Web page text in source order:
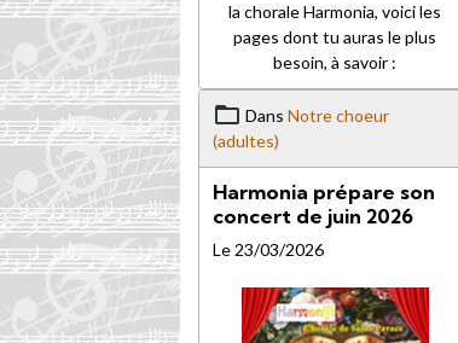
la chorale Harmonia, voici les
pages dont tu auras le plus
besoin, à savoir :
Dans Notre choeur
(adultes)
Harmonia prépare son
concert de juin 2026
Le 23/03/2026